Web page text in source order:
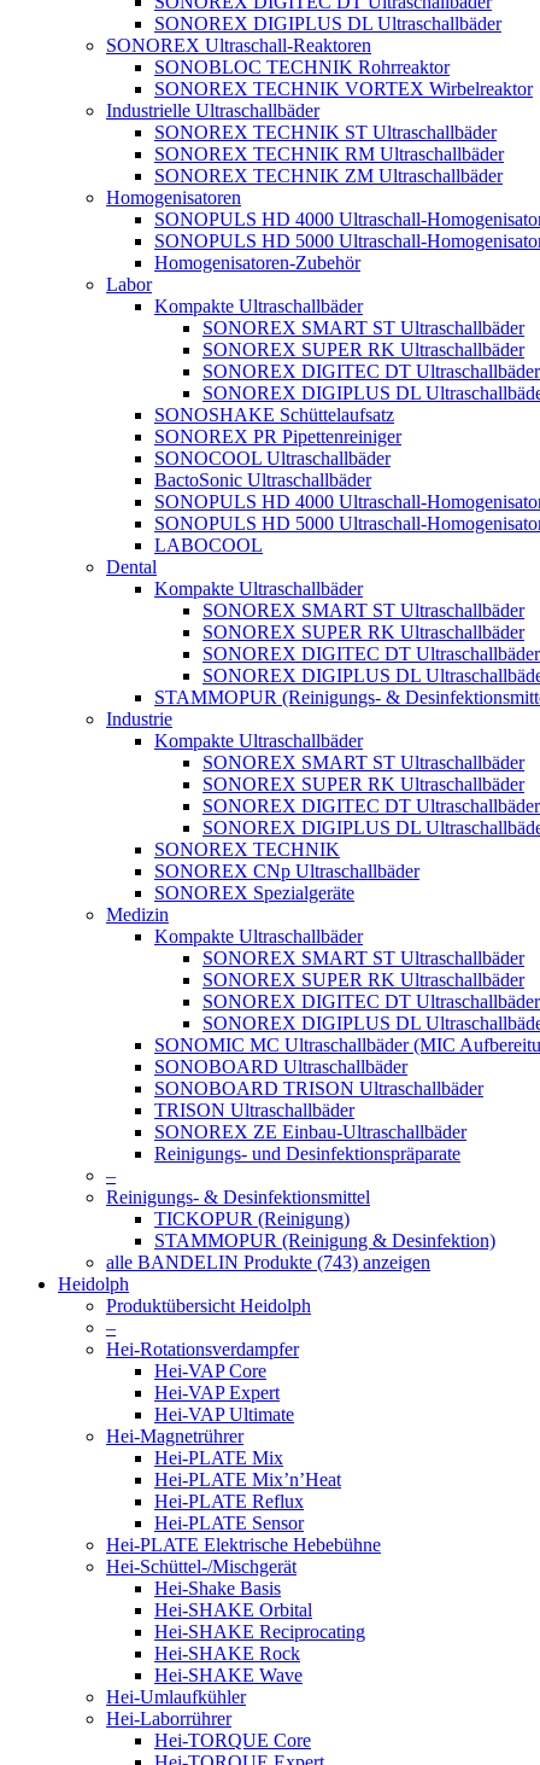
SONOREX DIGIPLUS DL Ultraschallbäder
SONOREX Ultraschall-Reaktoren
SONOBLOC TECHNIK Rohrreaktor
SONOREX TECHNIK VORTEX Wirbelreaktor
Industrielle Ultraschallbäder
SONOREX TECHNIK ST Ultraschallbäder
SONOREX TECHNIK RM Ultraschallbäder
SONOREX TECHNIK ZM Ultraschallbäder
Homogenisatoren
SONOPULS HD 4000 Ultraschall-
SONOPULS HD 5000 Ultraschall-
Homogenisatoren-Zubehör
Labor
Kompakte Ultraschallbäder
SONOREX SMART ST Ultraschallbäder
SONOREX SUPER RK Ultraschallbäder
SONOREX DIGITEC DT Ultraschallbäder
SONOREX DIGIPLUS DL
SONOSHAKE Schüttelaufsatz
SONOREX PR Pipettenreiniger
SONOCOOL Ultraschallbäder
BactoSonic Ultraschallbäder
SONOPULS HD 4000 Ultraschall-
SONOPULS HD 5000 Ultraschall-
LABOCOOL
Dental
Kompakte Ultraschallbäder
SONOREX SMART ST Ultraschallbäder
SONOREX SUPER RK Ultraschallbäder
SONOREX DIGITEC DT Ultraschallbäder
SONOREX DIGIPLUS DL
STAMMOPUR (Reinigungs- &
Industrie
Kompakte Ultraschallbäder
SONOREX SMART ST Ultraschallbäder
SONOREX SUPER RK Ultraschallbäder
SONOREX DIGITEC DT Ultraschallbäder
SONOREX DIGIPLUS DL
SONOREX TECHNIK
SONOREX CNp Ultraschallbäder
SONOREX Spezialgeräte
Medizin
Kompakte Ultraschallbäder
SONOREX SMART ST Ultraschallbäder
SONOREX SUPER RK Ultraschallbäder
SONOREX DIGITEC DT Ultraschallbäder
SONOREX DIGIPLUS DL
SONOMIC MC Ultraschallbäder (MIC
SONOBOARD Ultraschallbäder
SONOBOARD TRISON Ultraschallbäder
TRISON Ultraschallbäder
SONOREX ZE Einbau-Ultraschallbäder
Reinigungs- und Desinfektionspräparate
–
Reinigungs- & Desinfektionsmittel
TICKOPUR (Reinigung)
STAMMOPUR (Reinigung & Desinfektion)
alle BANDELIN Produkte (743) anzeigen
Heidolph
Produktübersicht Heidolph
–
Hei-Rotationsverdampfer
Hei-VAP Core
Hei-VAP Expert
Hei-VAP Ultimate
Hei-Magnetrührer
Hei-PLATE Mix
Hei-PLATE Mix’n’Heat
Hei-PLATE Reflux
Hei-PLATE Sensor
Hei-PLATE Elektrische Hebebühne
Hei-Schüttel-/Mischgerät
Hei-Shake Basis
Hei-SHAKE Orbital
Hei-SHAKE Reciprocating
Hei-SHAKE Rock
Hei-SHAKE Wave
Hei-Umlaufkühler
Hei-Laborrührer
Hei-TORQUE Core